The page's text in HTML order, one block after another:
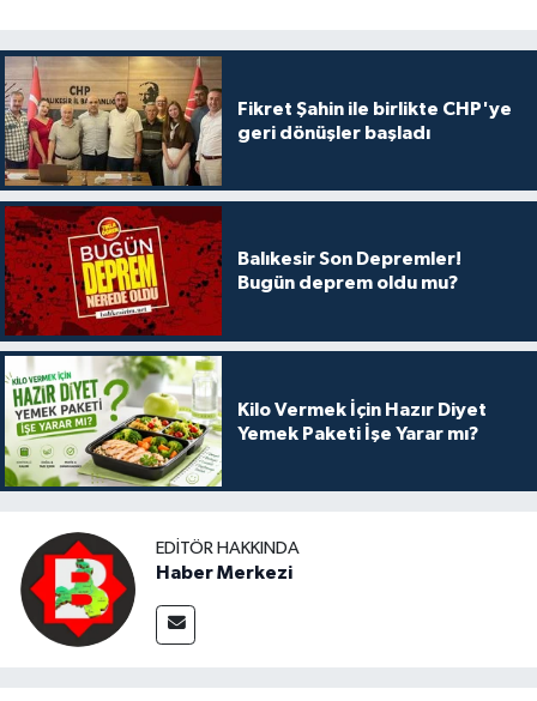
Fikret Şahin ile birlikte CHP'ye
geri dönüşler başladı
Balıkesir Son Depremler!
Bugün deprem oldu mu?
Kilo Vermek İçin Hazır Diyet
Yemek Paketi İşe Yarar mı?
EDITÖR HAKKINDA
Haber Merkezi